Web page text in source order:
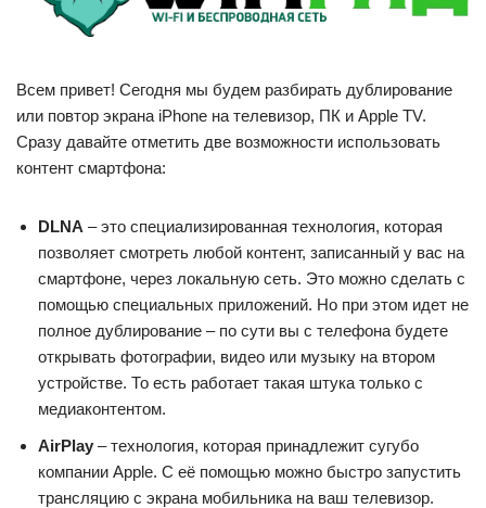
Всем привет! Сегодня мы будем разбирать дублирование
или повтор экрана iPhone на телевизор, ПК и Apple TV.
Сразу давайте отметить две возможности использовать
контент смартфона:
DLNA – это специализированная технология, которая
позволяет смотреть любой контент, записанный у вас на
смартфоне, через локальную сеть. Это можно сделать с
помощью специальных приложений. Но при этом идет не
полное дублирование – по сути вы с телефона будете
открывать фотографии, видео или музыку на втором
устройстве. То есть работает такая штука только с
медиаконтентом.
AirPlay – технология, которая принадлежит сугубо
компании Apple. С её помощью можно быстро запустить
трансляцию с экрана мобильника на ваш телевизор.